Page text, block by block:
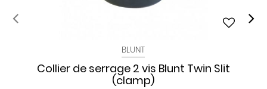
BLUNT
Collier de serrage 2 vis Blunt Twin Slit
(clamp)